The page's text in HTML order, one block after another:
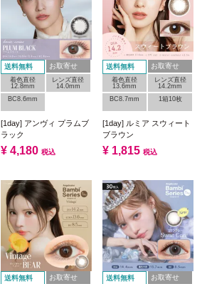
送料無料 お取寄せ
着色直径
12.8mm
レンズ直径
14.0mm
BC8.6mm
[1day] アンヴィ プラムブ
ラック
¥ 4,180 税込
送料無料 お取寄せ
着色直径
13.6mm
レンズ直径
14.2mm
BC8.7mm
1箱10枚
[1day] ルミア スウィート
ブラウン
¥ 1,815 税込
送料無料 お取寄せ 送料無料 お取寄せ